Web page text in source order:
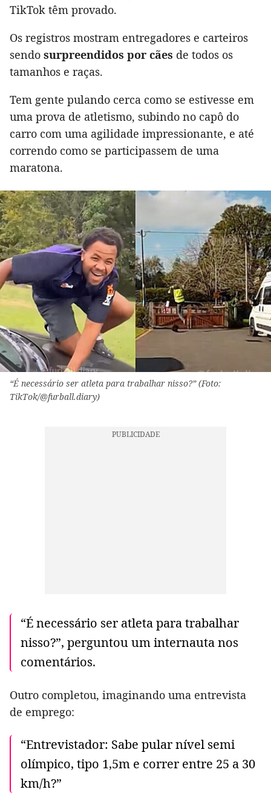
TikTok têm provado.
Os registros mostram entregadores e carteiros
sendo surpreendidos por cães de todos os
tamanhos e raças.
Tem gente pulando cerca como se estivesse em
uma prova de atletismo, subindo no capô do
carro com uma agilidade impressionante, e até
correndo como se participassem de uma
maratona.
“É necessário ser atleta para trabalhar nisso?” (Foto:
TikTok/@furball.diary)
“É necessário ser atleta para trabalhar
nisso?”, perguntou um internauta nos
comentários.
Outro completou, imaginando uma entrevista
de emprego:
“Entrevistador: Sabe pular nível semi
olímpico, tipo 1,5m e correr entre 25 a 30
km/h?”